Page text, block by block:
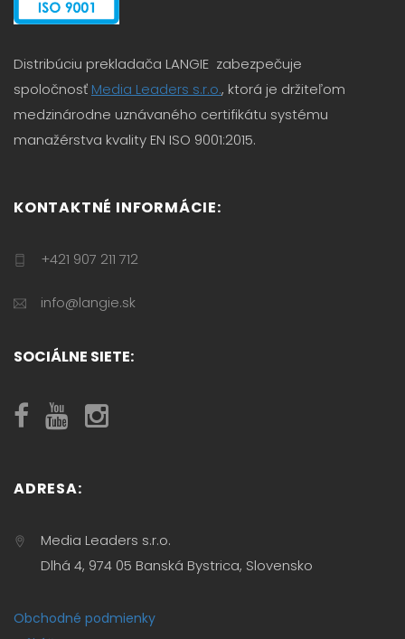
Distribúciu prekladača LANGIE zabezpečuje
spoločnosť Media Leaders s.r.o., ktorá je držiteľom
medzinárodne uznávaného certifikátu systému
manažérstva kvality EN ISO 9001:2015.
KONTAKTNÉ INFORMÁCIE:
+421 907 211 712
info@langie.sk
SOCIÁLNE SIETE:
ADRESA:
Media Leaders s.r.o.
Dlhá 4, 974 05 Banská Bystrica, Slovensko
Obchodné podmienky